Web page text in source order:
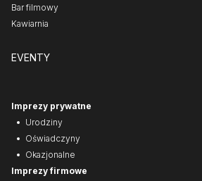
Bar filmowy
Kawiarnia
EVENTY
Imprezy prywatne
Urodziny
Oświadczyny
Okazjonalne
Imprezy firmowe